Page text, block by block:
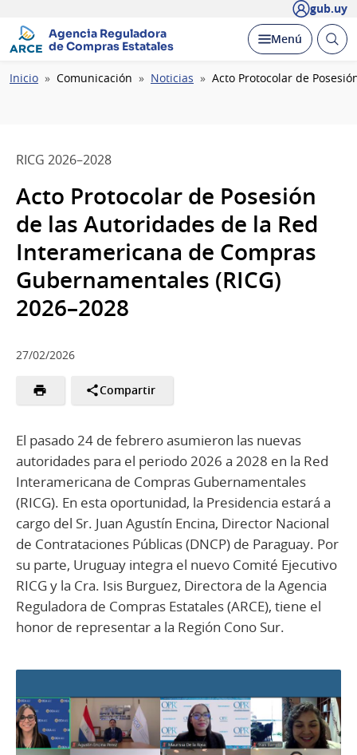
gub.uy
Agencia Reguladora
de Compras Estatales
Desplegar
Menú Abrir
Ruta
Inicio Comunicación Noticias Acto Protocolar de
RICG 2026–2028
Acto Protocolar de Posesión
de las Autoridades de la Red
Interamericana de Compras
Gubernamentales (RICG)
2026–2028
27/02/2026
Compartir
El pasado 24 de febrero asumieron las nuevas
autoridades para el periodo 2026 a 2028 en la Red
Interamericana de Compras Gubernamentales
(RICG). En esta oportunidad, la Presidencia estará a
cargo del Sr. Juan Agustín Encina, Director Nacional
de Contrataciones Públicas (DNCP) de Paraguay. Por
su parte, Uruguay integra el nuevo Comité Ejecutivo
RICG y la Cra. Isis Burguez, Directora de la Agencia
Reguladora de Compras Estatales (ARCE), tiene el
honor de representar a la Región Cono Sur.